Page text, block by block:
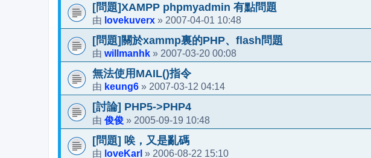
[問題]XAMPP phpmyadmin 有點問題
由 lovekuverx » 2007-04-01 10:48
[問題]關於xammp裏的PHP、flash問題
由 willmanhk » 2007-03-20 00:08
無法使用MAIL()指令
由 keung6 » 2007-03-12 04:14
[討論] PHP5->PHP4
由 俊俊 » 2005-09-19 10:48
[問題] 唉，又是亂碼
由 loveKarl » 2006-08-22 15:10